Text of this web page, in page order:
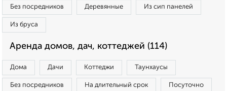
Без посредников Деревянные Из сип панелей
Из бруса
Аренда домов, дач, коттеджей (114)
Дома Дачи Коттеджи Таунхаусы
Без посредников На длительный срок Посуточно